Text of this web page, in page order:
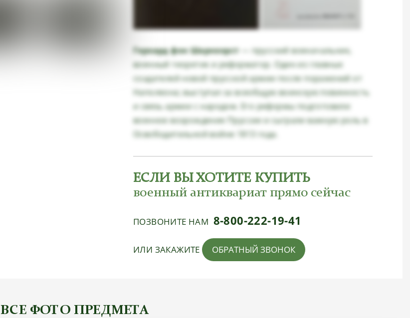
Герхард фон Шарнхорст — прусский военачальник,
военный теоретик и реформатор. Один из главных
создателей новой прусской армии после поражений от
Наполеона; выступал за всеобщую воинскую повинность
и связь армии с народом. Его реформы подготовили
военное возрождение Пруссии и сыграли важную роль в
Освободительной войне 1813 года.
ЕСЛИ ВЫ ХОТИТЕ КУПИТЬ
военный антиквариат прямо сейчас
ПОЗВОНИТЕ НАМ 8-800-222-19-41
ИЛИ ЗАКАЖИТЕ ОБРАТНЫЙ ЗВОНОК
ВСЕ ФОТО ПРЕДМЕТА